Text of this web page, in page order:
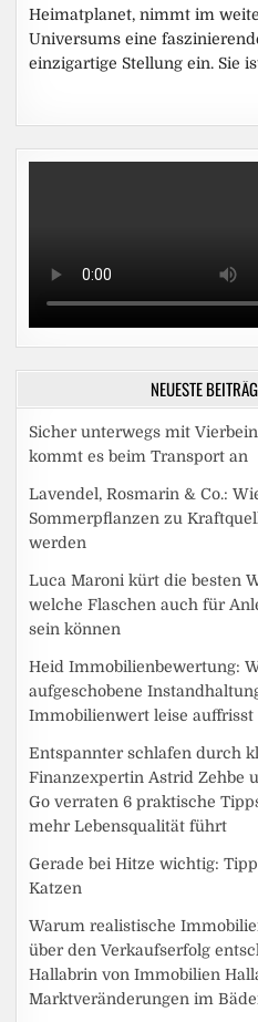
Heimatplanet, nimmt im
Universums eine
einzigartige Stellung ein. Sie
NEUESTE
Sicher unterwegs mit
kommt es beim Transport an
Lavendel, Rosmarin & Co.:
Sommerpflanzen zu
werden
Luca Maroni kürt die besten
welche Flaschen auch für
sein können
Heid Immobilienbewertung:
aufgeschobene
Immobilienwert leise auffrisst
Entspannter schlafen durch
Finanzexpertin Astrid Zehbe
Go verraten 6 praktische
mehr Lebensqualität führt
Gerade bei Hitze wichtig:
Katzen
Warum realistische
über den Verkaufserfolg
Hallabrin von Immobilien
Marktveränderungen im